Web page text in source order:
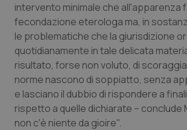
Marche
Molise
Piemonte
Provincia Autonoma di
Donna & Salute
Epatiti
HIV
Infezioni & Febbre
intervento minimale che all'apparenza
fecondazione eterologa ma, in
le problematiche che la giurisdizione
quotidianamente in tale delicata
risultato, forse non voluto, di
norme nascono di soppiatto, senza
e lasciano il dubbio di rispondere a
rispetto a quelle dichiarate – conclude
non c'è niente da gioire".